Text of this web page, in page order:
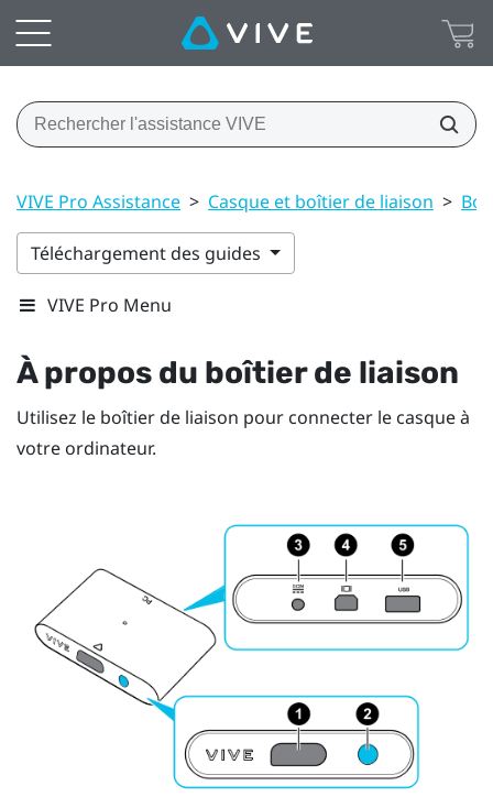
VIVE Pro Assistance > Casque et boîtier de liaison >
Téléchargement des guides
VIVE Pro Menu
À propos du boîtier de liaison
Utilisez le boîtier de liaison pour connecter le casque à
votre ordinateur.